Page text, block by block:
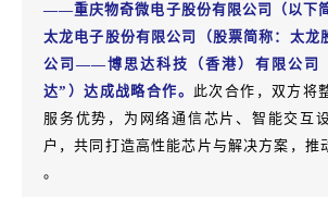
——重庆物奇微电子股份有限公司（以下
太龙电子股份有限公司（股票简称：太龙
公司——博思达科技（香港）有限公司
达”）达成战略合作。 此次合作，双方将
服务优势，为网络通信芯片、智能交互
户，共同打造高性能芯片与解决方案，推
。